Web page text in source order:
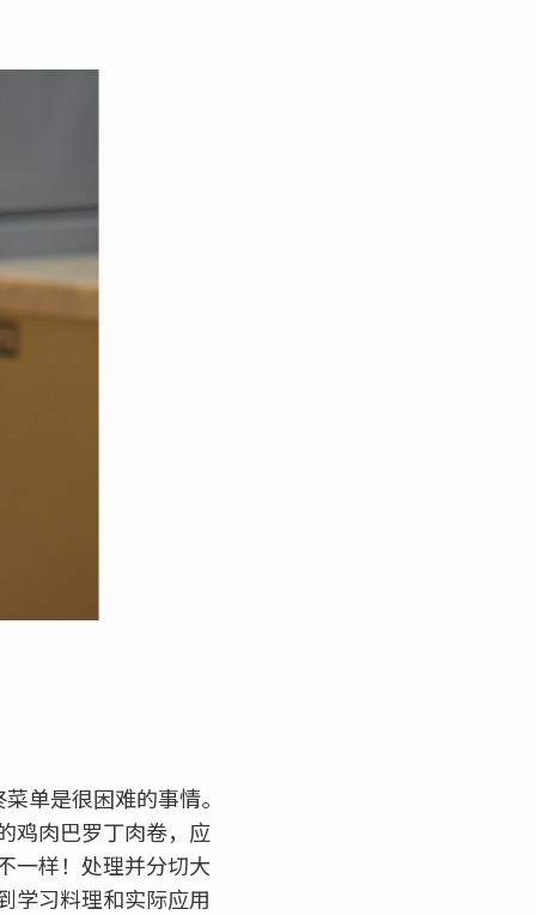
单是很困难的事情。
鸡肉巴罗丁肉卷，应
一样！处理并分切大
学习料理和实际应用